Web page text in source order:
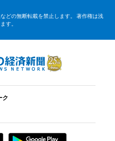
どの無断転載を禁止します。 著作権は浅
す。
ク